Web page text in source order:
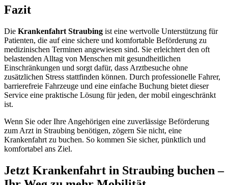
Fazit
Die Krankenfahrt Straubing ist eine wertvolle Unterstützung für
Patienten, die auf eine sichere und komfortable Beförderung zu
medizinischen Terminen angewiesen sind. Sie erleichtert den oft
belastenden Alltag von Menschen mit gesundheitlichen
Einschränkungen und sorgt dafür, dass Arztbesuche ohne
zusätzlichen Stress stattfinden können. Durch professionelle Fahrer,
barrierefreie Fahrzeuge und eine einfache Buchung bietet dieser
Service eine praktische Lösung für jeden, der mobil eingeschränkt
ist.
Wenn Sie oder Ihre Angehörigen eine zuverlässige Beförderung
zum Arzt in Straubing benötigen, zögern Sie nicht, eine
Krankenfahrt zu buchen. So kommen Sie sicher, pünktlich und
komfortabel ans Ziel.
Jetzt Krankenfahrt in Straubing buchen –